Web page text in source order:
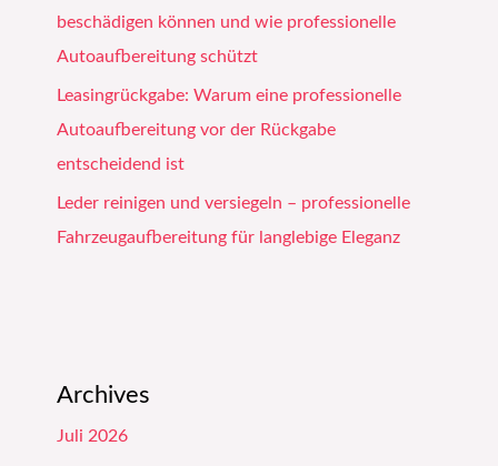
beschädigen können und wie professionelle
Autoaufbereitung schützt
Leasingrückgabe: Warum eine professionelle
Autoaufbereitung vor der Rückgabe
entscheidend ist
Leder reinigen und versiegeln – professionelle
Fahrzeugaufbereitung für langlebige Eleganz
Archives
Juli 2026